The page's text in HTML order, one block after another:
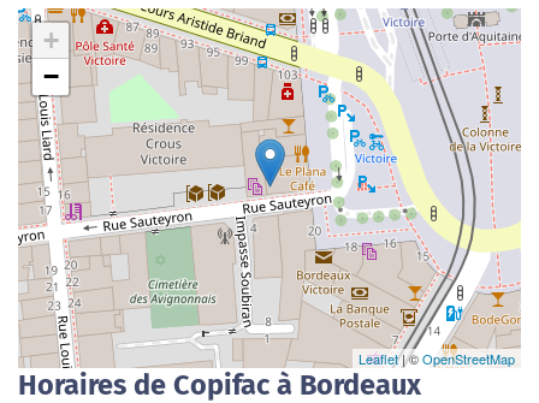
+
−
Leaflet| ©OpenStreetMap
Horaires de Copifac à Bordeaux